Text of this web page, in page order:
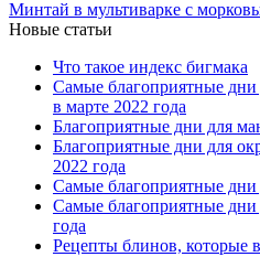
Минтай в мультиварке с
Новые статьи
Что такое индекс бигмака
Самые благоприятные дни
в марте 2022 года
Благоприятные дни для
Благоприятные дни для
2022 года
Самые благоприятные дни
Самые благоприятные дни
года
Рецепты блинов, которые